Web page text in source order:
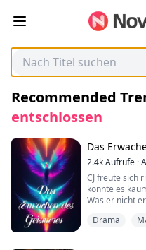
Recommended
entschlossen
Das
2.4kAufrufe ·
CJ freute sich
konnte es
Was er nicht
nicht, wer sie
Drama